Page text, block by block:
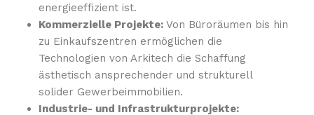
energieeffizient ist.
Kommerzielle Projekte: Von Büroräumen bis hin
zu Einkaufszentren ermöglichen die
Technologien von Arkitech die Schaffung
ästhetisch ansprechender und strukturell
solider Gewerbeimmobilien.
Industrie- und Infrastrukturprojekte: